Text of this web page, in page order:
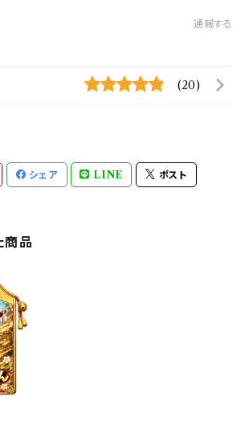
通報する
(20)
シェア LINE ポスト
商品